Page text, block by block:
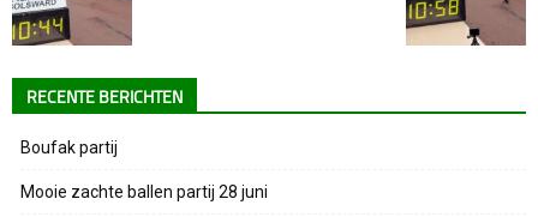
RECENTE BERICHTEN
Boufak partij
Mooie zachte ballen partij 28 juni